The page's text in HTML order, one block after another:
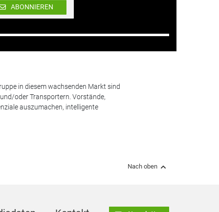
ABONNIEREN
in diesem wachsenden Markt sind
oder Transportern. Vorstände,
auszumachen, intelligente
Nach oben